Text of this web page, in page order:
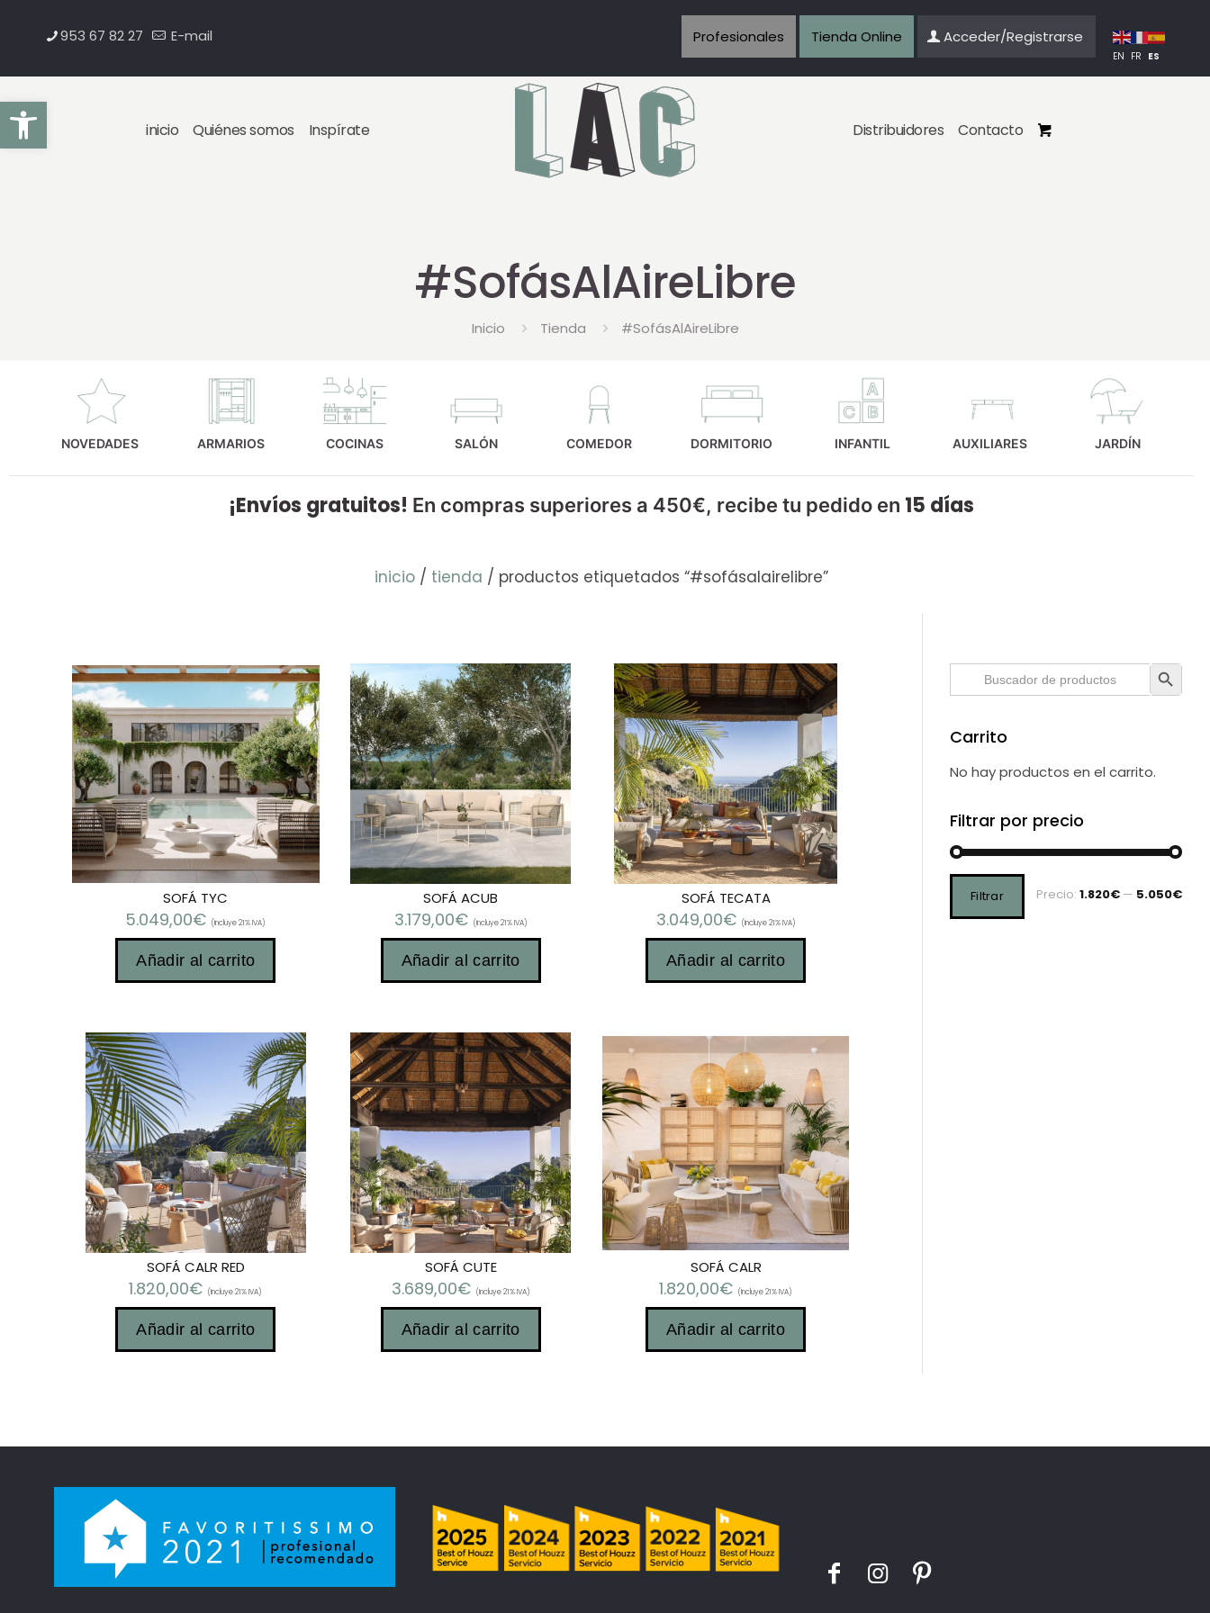
Abrir barra de herramientas
953 67 82 27 E-mail Profesionales Tienda Online Acceder/Registrarse
EN FR ES
inicio Quiénes somos Inspírate Distribuidores Contacto
#SofásAlAireLibre
Inicio Tienda #SofásAlAireLibre
NOVEDADES ARMARIOS COCINAS SALÓN COMEDOR DORMITORIO INFANTIL AUXILIARES JARDÍN
¡Envíos gratuitos! En compras superiores a 450€, recibe tu pedido en 15 días
inicio / tienda / productos etiquetados “#sofásalairelibre”
SOFÁ TYC
5.049,00€ (Incluye 21% IVA)
Añadir al carrito
SOFÁ ACUB
3.179,00€ (Incluye 21% IVA)
Añadir al carrito
SOFÁ TECATA
3.049,00€ (Incluye 21% IVA)
Añadir al carrito
SOFÁ CALR RED
1.820,00€ (Incluye 21% IVA)
Añadir al carrito
SOFÁ CUTE
3.689,00€ (Incluye 21% IVA)
Añadir al carrito
SOFÁ CALR
1.820,00€ (Incluye 21% IVA)
Añadir al carrito
Buscar: Botón de
Carrito
No hay productos en el carrito.
Filtrar por precio
Filtrar Precio: 1.820€— 5.050€